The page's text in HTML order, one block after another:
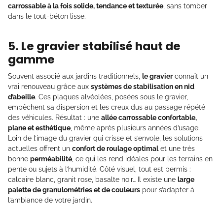
carrossable à la fois solide, tendance et texturée , sans tomber
dans le tout-béton lisse.
5. Le gravier stabilisé haut de
gamme
Souvent associé aux jardins traditionnels, le gravierconnaît un
vrai renouveau grâce aux systèmes de stabilisation en nid
d’abeille. Ces plaques alvéolées, posées sous le gravier,
empêchent sa dispersion et les creux dus au passage répété
des véhicules. Résultat : une allée carrossable confortable,
plane et esthétique , même après plusieurs années d’usage.
Loin de l’image du gravier qui crisse et s’envole, les solutions
actuelles offrent un confort de roulage optimalet une très
bonne perméabilité , ce qui les rend idéales pour les terrains en
pente ou sujets à l’humidité. Côté visuel, tout est permis :
calcaire blanc, granit rose, basalte noir… Il existe une large
palette de granulométries et de couleurs pour s’adapter à
l’ambiance de votre jardin.